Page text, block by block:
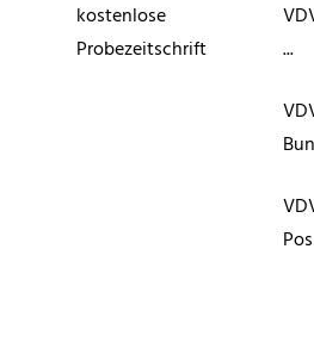
kostenlose
Probezeitschrift
...